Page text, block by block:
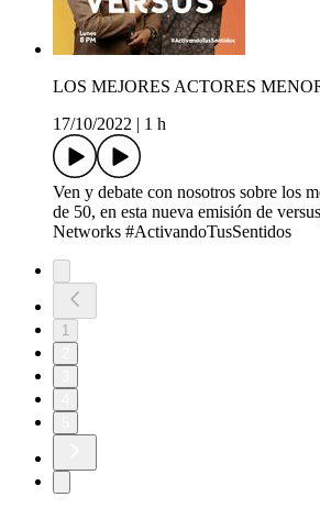
LOS MEJORES ACTORES
17/10/2022
1 h
Ven y debate con nosotros sobre los
de 50, en esta nueva emisión de
Networks #ActivandoTusSentidos
1